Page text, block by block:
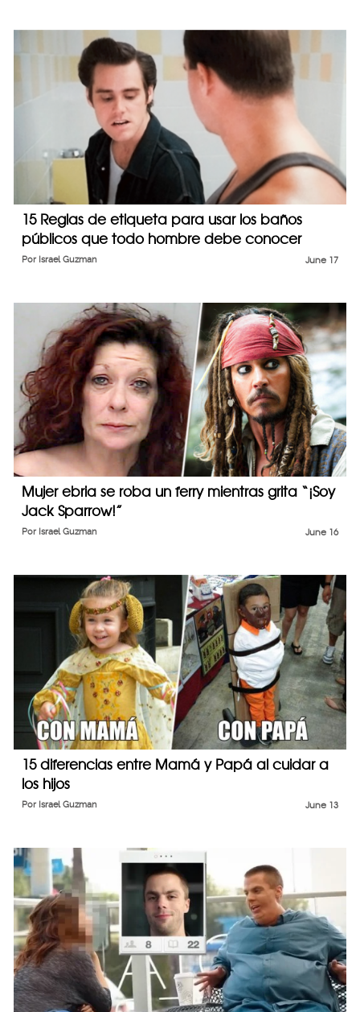
15 Reglas de etiqueta para usar los baños
públicos que todo hombre debe conocer
June 17
Por Israel Guzman
Mujer ebria se roba un ferry mientras grita “¡Soy
Jack Sparrow!”
June 16
Por Israel Guzman
15 diferencias entre Mamá y Papá al cuidar a
los hijos
June 13
Por Israel Guzman